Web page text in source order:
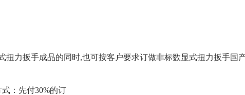
扭力扳手成品的同时,也可按客户要求订做非标数显式扭力扳手国
：先付30%的订